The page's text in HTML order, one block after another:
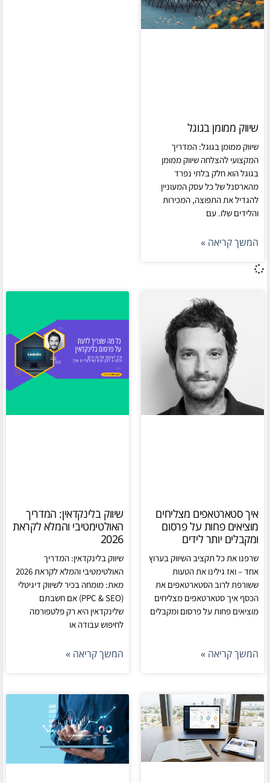
שיווק ממומן בגוגל
שיווק ממומן בגוגל: המדריך
המקצועי להצלחה שיווק ממומן
בגוגל הוא חלק בלתי נפרד
מהארסנל של כל עסק המעוניין
להגדיל את התפוצה, המכירות
והלידים שלו. עם
המשך קריאה »
איך סטארטאפים מצליחים
מוציאים פחות על פרסום
ומקבלים יותר לידים
שרפנו את כל תקציב השיווק בערוץ
אחד – ואז גילינו את הטעות
ששורפת לרוב הסטארטאפים את
הכסף איך סטארטאפים מצליחים
מוציאים פחות על פרסום ומקבלים
המשך קריאה »
שיווק בלינקדאין: המדריך
האולטימטיבי והמלא לקראת
2026
שיווק בלינקדאין: המדריך
מאת: מומחה בכיר לשיווק דיגיטלי
(PPC & SEO) אם חשבתם
שלינקדאין היא רק פלטפורמה
לחיפוש עבודה או
המשך קריאה »